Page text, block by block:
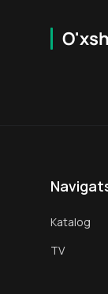
Katalog
TV